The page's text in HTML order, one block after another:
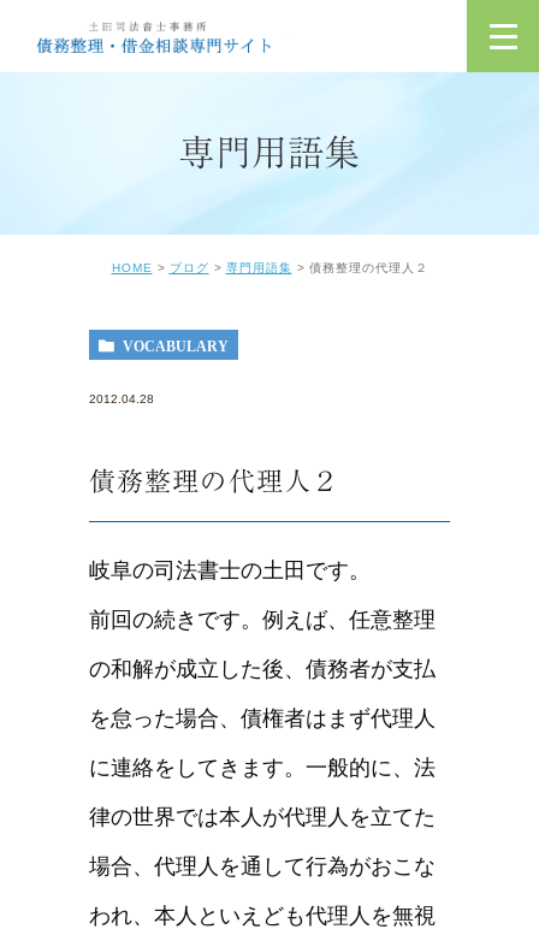
専門用語集
HOME ブログ 専門用語集 債務整理の代理人２
VOCABULARY
2012.04.28
債務整理の代理人２
岐阜の司法書士の土田です。
前回の続きです。例えば、任意整理
の和解が成立した後、債務者が支払
を怠った場合、債権者はまず代理人
に連絡をしてきます。一般的に、法
律の世界では本人が代理人を立てた
場合、代理人を通して行為がおこな
われ、本人といえども代理人を無視